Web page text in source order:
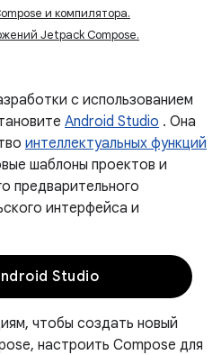
и компилятора.
Jetpack Compose.
с использованием
Android Studio . Она
интеллектуальных функций
шаблоны проектов и
предварительного
интерфейса и
Studio
чтобы создать новый
настроить Compose для